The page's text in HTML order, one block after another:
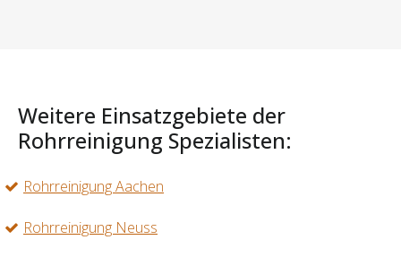
Weitere Einsatzgebiete der
Rohrreinigung Spezialisten:
Rohrreinigung Aachen
Rohrreinigung Neuss